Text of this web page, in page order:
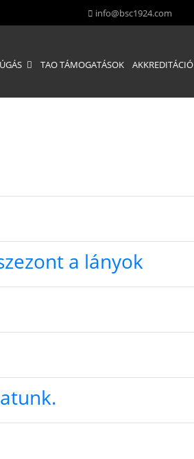
info@bsc1924.com
TAO TÁMOGATÁSOK AKKREDITÁCIÓ
a lányok